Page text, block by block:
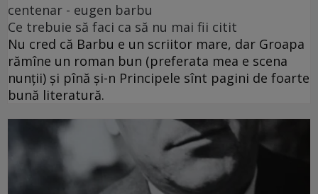
centenar - eugen barbu
Ce trebuie să faci ca să nu mai fii citit
Nu cred că Barbu e un scriitor mare, dar Groapa
rămîne un roman bun (preferata mea e scena
nunții) și pînă și-n Principele sînt pagini de foarte
bună literatură.